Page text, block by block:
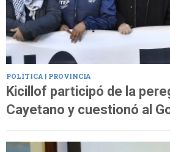
POLÍTICA | PROVINCIA
Kicillof participó de la
Cayetano y cuestionó al